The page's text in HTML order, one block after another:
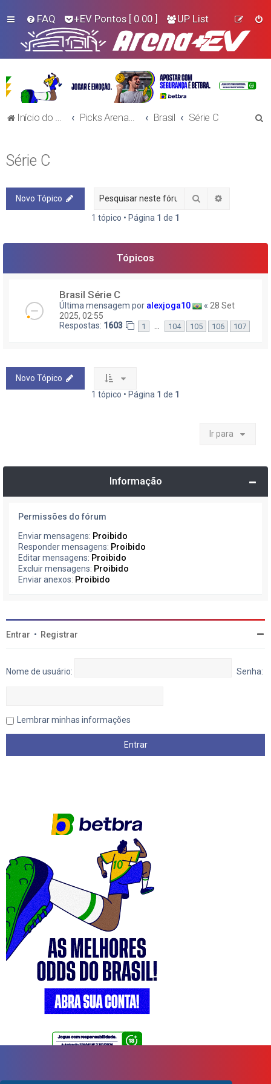
FAQ +EV Pontos [ 0.00 ] UP List
Início do Fórum! Brasil Série C
Série C
Novo Tópico Pesquisar
1 tópico • Página 1 de 1
Tópicos
Brasil Série C
Última mensagem por alexjoga10 « 28 Set
2025, 02:55
Respostas: 1603 1 104 105 106 107
Novo Tópico
1 tópico • Página 1 de 1
Ir para
Informação
Permissões do fórum
Enviar mensagens: Proibido
Responder mensagens: Proibido
Editar mensagens: Proibido
Excluir mensagens: Proibido
Enviar anexos: Proibido
Entrar • Registrar
Nome de usuário: Senha:
Lembrar minhas informações